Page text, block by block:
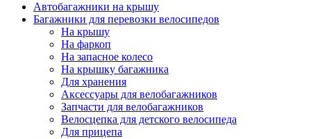
Автобагажники на крышу
Багажники для перевозки велосипедов
На крышу
На фаркоп
На запасное колесо
На крышку багажника
Для хранения
Аксессуары для велобагажников
Запчасти для велобагажников
Велосцепка для детского велосипеда
Для прицепа